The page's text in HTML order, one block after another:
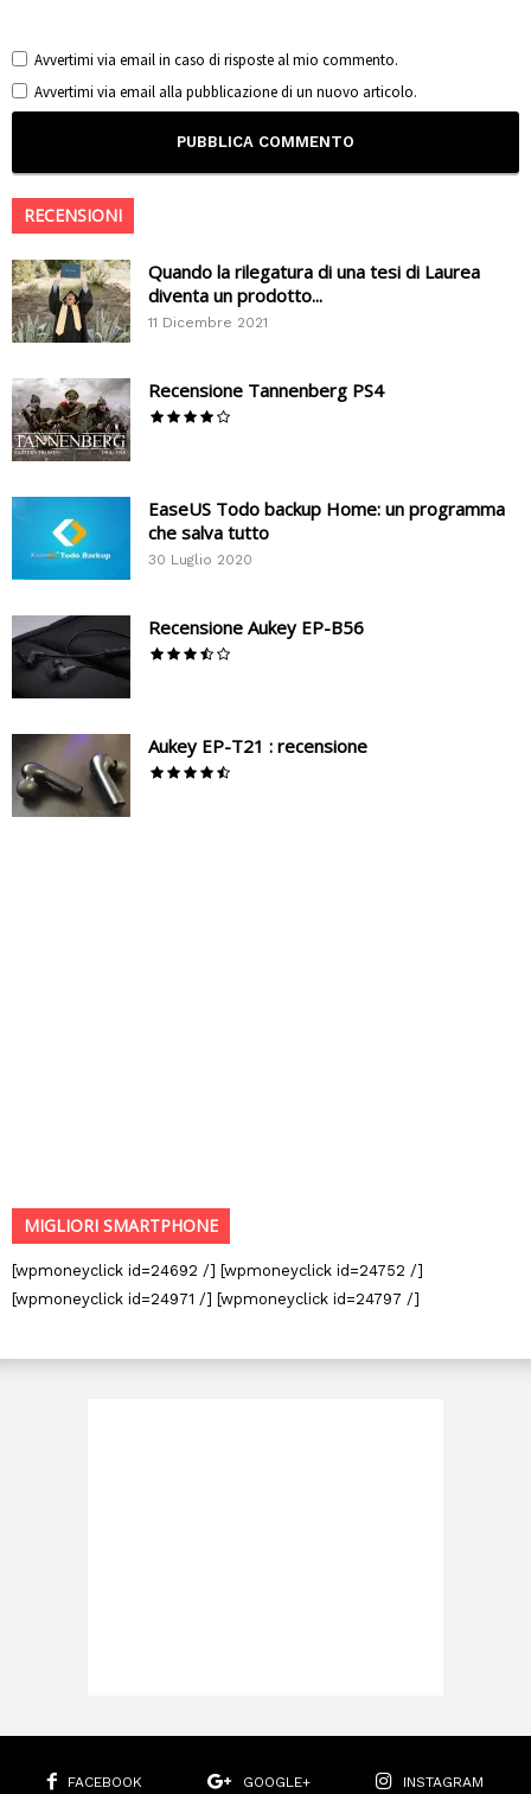
Avvertimi via email in caso di risposte al mio commento.
Avvertimi via email alla pubblicazione di un nuovo articolo.
RECENSIONI
Quando la rilegatura di una tesi di Laurea
diventa un prodotto...
11 Dicembre 2021
Recensione Tannenberg PS4
EaseUS Todo backup Home: un programma
che salva tutto
30 Luglio 2020
Recensione Aukey EP-B56
Aukey EP-T21 : recensione
MIGLIORI SMARTPHONE
[wpmoneyclick id=24692 /] [wpmoneyclick id=24752 /]
[wpmoneyclick id=24971 /] [wpmoneyclick id=24797 /]
FACEBOOK GOOGLE+ INSTAGRAM